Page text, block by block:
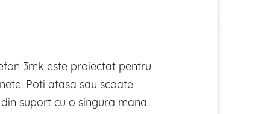
3mk este proiectat pentru
Poti atasa sau scoate
suport cu o singura mana.